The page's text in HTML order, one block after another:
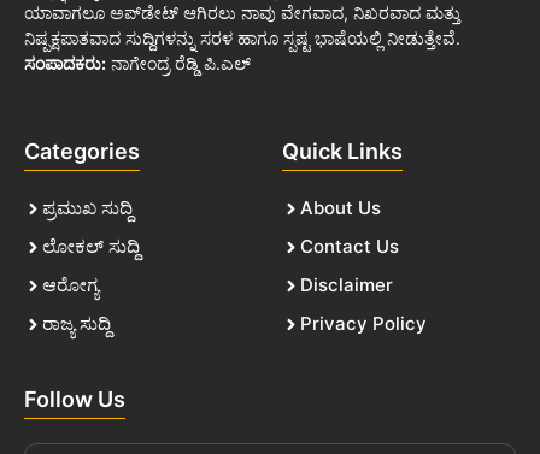
ಯಾವಾಗಲೂ ಅಪ್‌ಡೇಟ್ ಆಗಿರಲು ನಾವು ವೇಗವಾದ, ನಿಖರವಾದ ಮತ್ತು
ನಿಷ್ಪಕ್ಷಪಾತವಾದ ಸುದ್ದಿಗಳನ್ನು ಸರಳ ಹಾಗೂ ಸ್ಪಷ್ಟ ಭಾಷೆಯಲ್ಲಿ ನೀಡುತ್ತೇವೆ.
ಸಂಪಾದಕರು: ನಾಗೇಂದ್ರ ರೆಡ್ಡಿ ಪಿ.ಎಲ್
Categories
ಪ್ರಮುಖ ಸುದ್ದಿ
ಲೋಕಲ್ ಸುದ್ದಿ
ಆರೋಗ್ಯ
ರಾಜ್ಯ ಸುದ್ದಿ
Quick Links
About Us
Contact Us
Disclaimer
Privacy Policy
Follow Us